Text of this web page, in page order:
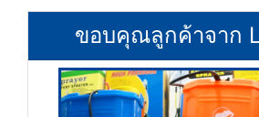
ขอบคุณลูกค้าจาก